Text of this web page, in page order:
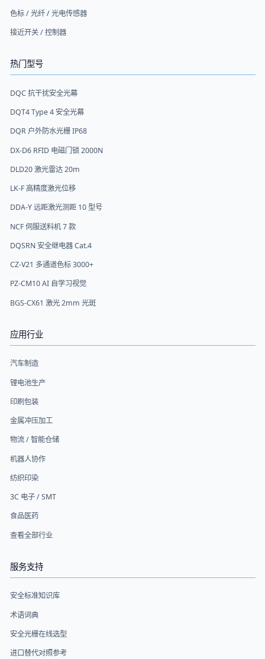
色标 / 光纤 / 光电传感器
接近开关 / 控制器
热门型号
DQC 抗干扰安全光幕
DQT4 Type 4 安全光幕
DQR 户外防水光栅 IP68
DX-D6 RFID 电磁门锁 2000N
DLD20 激光雷达 20m
LK-F 高精度激光位移
DDA-Y 远距激光测距 10 型号
NCF 伺服送料机 7 款
DQSRN 安全继电器 Cat.4
CZ-V21 多通道色标 3000+
PZ-CM10 AI 自学习视觉
BGS-CX61 激光 2mm 光斑
应用行业
汽车制造
锂电池生产
印刷包装
金属冲压加工
物流 / 智能仓储
机器人协作
纺织印染
3C 电子 / SMT
食品医药
查看全部行业
服务支持
安全标准知识库
术语词典
安全光栅在线选型
进口替代对照参考